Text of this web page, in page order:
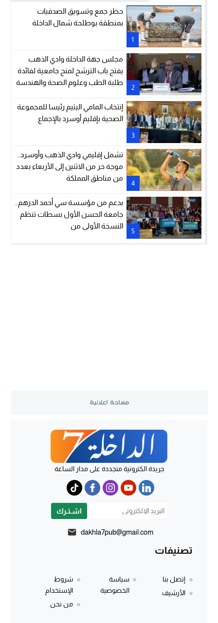
1
حظر جمع وتسويق الصدفيات
بمنطقة بوطلحة شمال الداخلة
2
مجلس جهة الداخلة وادي الذهب
يفتح باب الترشح لمنح جامعية لفائدة
طلبة الطب وعلوم الصحة والهندسة
3
إنتخاب المامي اليتيم رئيسا للمجموعة
الصحية بإقليم أوسرد بالإجماع
4
تشمل إقليمي وادي الذهب وأوسرد..
موجة حر من الاثنين إلى الأربعاء بعدد
من مناطق المملكة
5
بدعم من مؤسسة سي أحمد الدرهم..
جامعة الحسن الأول بسطات تنظم
النسخة الأولى من
جريدة الكترونية متجددة على مدار الساعة
اشـتـرك
dakhla7pub@gmail.com
تصنيفات
إتصل بنا
الأرشيف
سياسة
الخصوصية
شروط
الإستخدام
من نحن